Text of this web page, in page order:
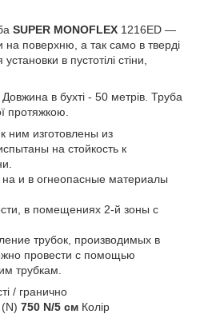
SUPER MONOFLEX 1216ED —
на поверхню, а так само в тверді
в пустотілі стіни,
в бухті - 50 метрів. Труба
протяжкою.
ним изготовлены из
на стойкость к
и в огнеопасные материалы
в помещениях 2-й зоны с
трубок, производимых в
провести с помощью
трубкам.
/ гранично
750 N/5 см Колір